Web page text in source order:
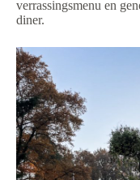
verrassingsmenu en
diner.